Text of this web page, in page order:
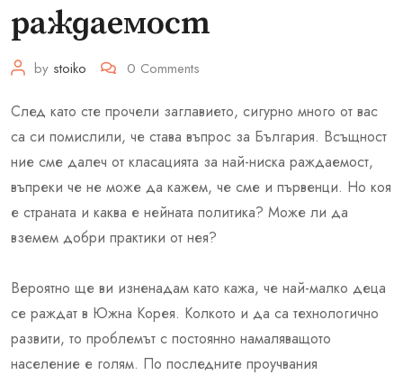
раждаемост
by stoiko 0 Comments
След като сте прочели заглавието, сигурно много от вас
са си помислили, че става въпрос за България. Всъщност
ние сме далеч от класацията за най-ниска раждаемост,
въпреки че не може да кажем, че сме и първенци. Но коя
е страната и каква е нейната политика? Може ли да
вземем добри практики от нея?
Вероятно ще ви изненадам като кажа, че най-малко деца
се раждат в Южна Корея. Колкото и да са технологично
развити, то проблемът с постоянно намаляващото
население е голям. По последните проучвания